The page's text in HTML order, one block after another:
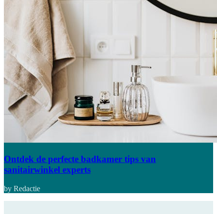
Ontdek de perfecte badkamer tips van
sanitairwinkel experts
by Redactie